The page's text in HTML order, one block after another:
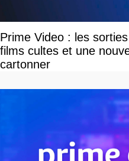
Prime Video : les
films cultes et une
cartonner